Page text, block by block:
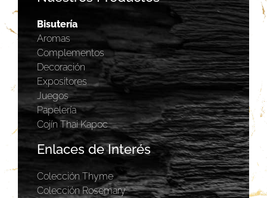
Bisutería
Aromas
Complementos
Decoración
Expositores
Juegos
Papelería
Cojín Thai Kapoc
Enlaces de Interés
Colección Thyme
Colección Rosemary